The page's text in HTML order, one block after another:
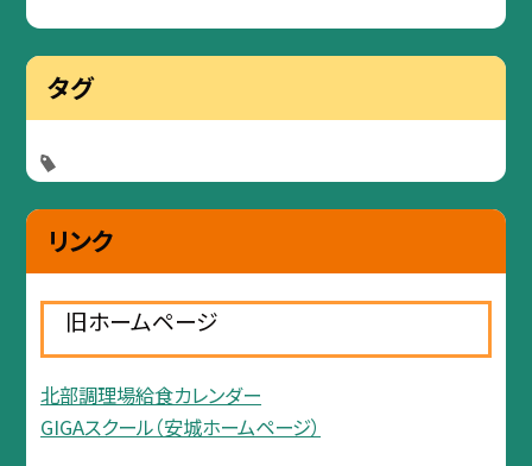
タグ
リンク
旧ホームページ
北部調理場給食カレンダー
GIGAスクール（安城ホームページ）